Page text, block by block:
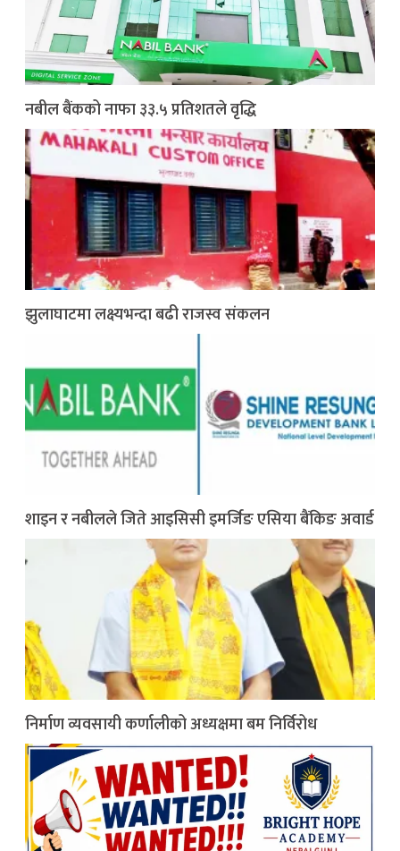
नबील बैंकको नाफा ३३.५ प्रतिशतले वृद्धि
झुलाघाटमा लक्ष्यभन्दा बढी राजस्व संकलन
शाइन र नबीलले जिते आइसिसी इमर्जिङ एसिया बैंकिङ अवार्ड
निर्माण व्यवसायी कर्णालीको अध्यक्षमा बम निर्विरोध